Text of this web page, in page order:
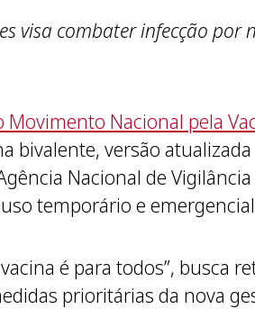
visa combater infecção por
Movimento Nacional pela
bivalente, versão
Nacional de
temporário e
é para todos”, busca
prioritárias da nova